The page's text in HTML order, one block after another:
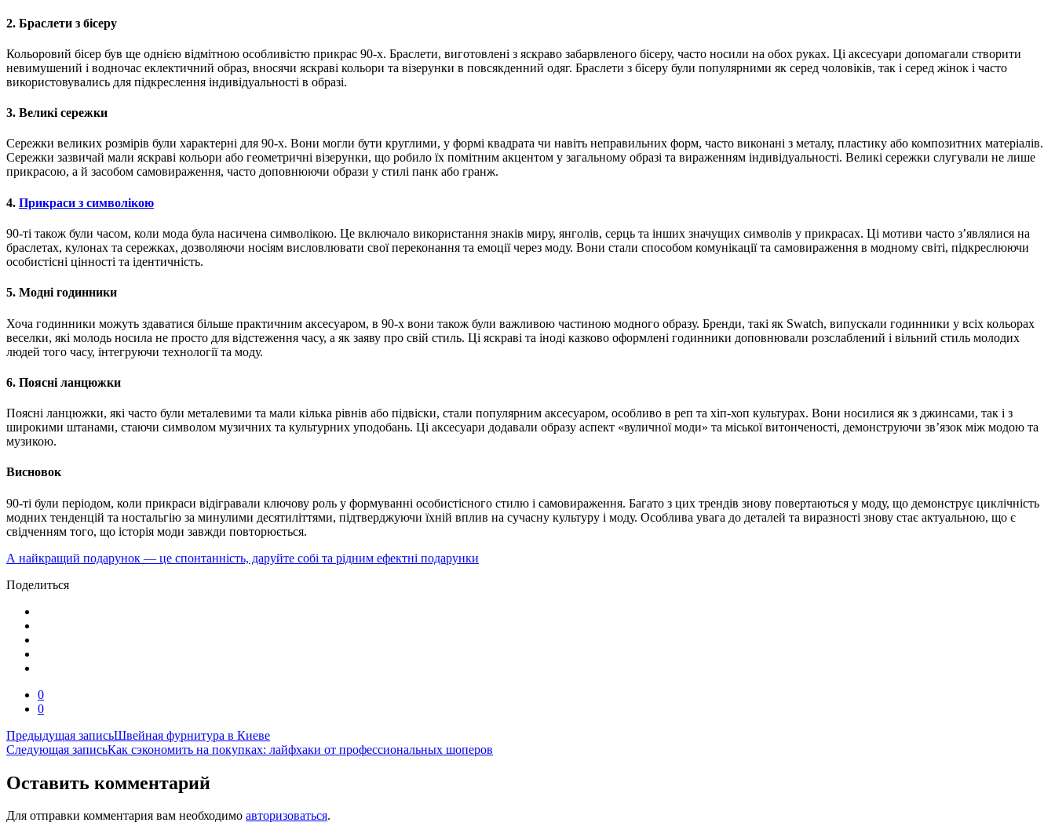
2. Браслети з бісеру
Кольоровий бісер був ще однією відмітною особливістю прикрас 90-х. Браслети, виготовлені з яскраво забарвленого бісеру, часто носили на обох руках. Ці аксесуари допомагали створити
невимушений і водночас еклектичний образ, вносячи яскраві кольори та візерунки в повсякденний одяг. Браслети з бісеру були популярними як серед чоловіків, так і серед жінок і часто
використовувались для підкреслення індивідуальності в образі.
3. Великі сережки
Сережки великих розмірів були характерні для 90-х. Вони могли бути круглими, у формі квадрата чи навіть неправильних форм, часто виконані з металу, пластику або композитних матеріалів.
Сережки зазвичай мали яскраві кольори або геометричні візерунки, що робило їх помітним акцентом у загальному образі та вираженням індивідуальності. Великі сережки слугували не лише
прикрасою, а й засобом самовираження, часто доповнюючи образи у стилі панк або гранж.
4. Прикраси з символікою
90-ті також були часом, коли мода була насичена символікою. Це включало використання знаків миру, янголів, серць та інших значущих символів у прикрасах. Ці мотиви часто з’являлися на
браслетах, кулонах та сережках, дозволяючи носіям висловлювати свої переконання та емоції через моду. Вони стали способом комунікації та самовираження в модному світі, підкреслюючи
особистісні цінності та ідентичність.
5. Модні годинники
Хоча годинники можуть здаватися більше практичним аксесуаром, в 90-х вони також були важливою частиною модного образу. Бренди, такі як Swatch, випускали годинники у всіх кольорах
веселки, які молодь носила не просто для відстеження часу, а як заяву про свій стиль. Ці яскраві та іноді казково оформлені годинники доповнювали розслаблений і вільний стиль молодих
людей того часу, інтегруючи технології та моду.
6. Поясні ланцюжки
Поясні ланцюжки, які часто були металевими та мали кілька рівнів або підвіски, стали популярним аксесуаром, особливо в реп та хіп-хоп культурах. Вони носилися як з джинсами, так і з
широкими штанами, стаючи символом музичних та культурних уподобань. Ці аксесуари додавали образу аспект «вуличної моди» та міської витонченості, демонструючи зв’язок між модою та
музикою.
Висновок
90-ті були періодом, коли прикраси відігравали ключову роль у формуванні особистісного стилю і самовираження. Багато з цих трендів знову повертаються у моду, що демонструє циклічність
модних тенденцій та ностальгію за минулими десятиліттями, підтверджуючи їхній вплив на сучасну культуру і моду. Особлива увага до деталей та виразності знову стає актуальною, що є
свідченням того, що історія моди завжди повторюється.
А найкращий подарунок — це спонтанність, даруйте собі та рідним ефектні подарунки
Поделиться
0
0
Навигация
по
записям
Предыдущая записьШвейная фурнитура в Киеве
Следующая записьКак сэкономить на покупках: лайфхаки от профессиональных шоперов
Оставить комментарий
Для отправки комментария вам необходимо авторизоваться.